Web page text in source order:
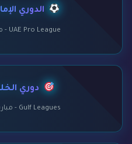
الدوري
UAE Pro League - مباريات اليوم مباشر
دوري
Gulf Leagues - مباريات اليوم بث مباشر